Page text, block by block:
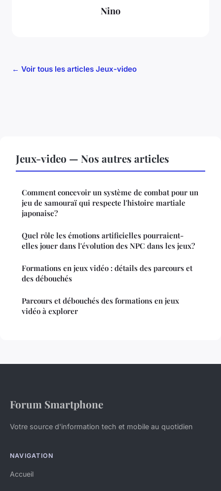
Nino
← Voir tous les articles Jeux-video
Jeux-video — Nos autres articles
Comment concevoir un système de combat pour un
jeu de samouraï qui respecte l'histoire martiale
japonaise?
Quel rôle les émotions artificielles pourraient-
elles jouer dans l'évolution des NPC dans les jeux?
Formations en jeux vidéo : détails des parcours et
des débouchés
Parcours et débouchés des formations en jeux
vidéo à explorer
Forum Smartphone
Votre source d'information tech et mobile au quotidien
NAVIGATION
Accueil